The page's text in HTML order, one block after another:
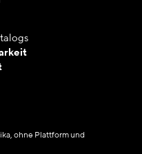
ohne Plattform und